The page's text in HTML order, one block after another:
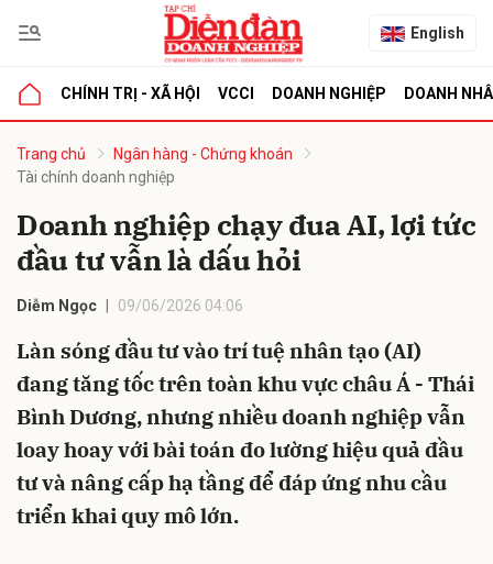
English
CHÍNH TRỊ - XÃ HỘI VCCI DOANH NGHIỆP DOANH
Trang chủ
Ngân hàng - Chứng khoán
Tài chính doanh nghiệp
Doanh nghiệp chạy đua AI, lợi tức
đầu tư vẫn là dấu hỏi
Diễm Ngọc 09/06/2026 04:06
Làn sóng đầu tư vào trí tuệ nhân tạo (AI)
đang tăng tốc trên toàn khu vực châu Á - Thái
Bình Dương, nhưng nhiều doanh nghiệp vẫn
loay hoay với bài toán đo lường hiệu quả đầu
tư và nâng cấp hạ tầng để đáp ứng nhu cầu
triển khai quy mô lớn.
luận
Hủy